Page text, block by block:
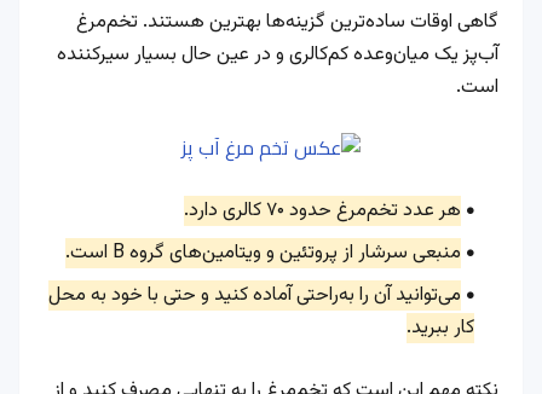
گاهی اوقات ساده‌ترین گزینه‌ها بهترین هستند. تخم‌مرغ
آب‌پز یک میان‌وعده کم‌کالری و در عین حال بسیار سیرکننده
است.
هر عدد تخم‌مرغ حدود ۷۰ کالری دارد.
منبعی سرشار از پروتئین و ویتامین‌های گروه B است.
می‌توانید آن را به‌راحتی آماده کنید و حتی با خود به محل
کار ببرید.